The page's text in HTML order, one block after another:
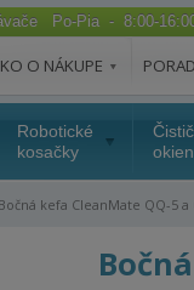
Po-Pia - 8:00-
O NÁKUPE
Robotické
kosačky
okien
Bočná kefa CleanMate QQ-5 a